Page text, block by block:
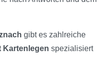
gibt es zahlreiche
Kartenlegen spezialisiert